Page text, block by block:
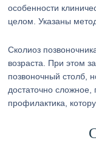
особенности
целом. Указаны
Сколиоз
возраста. При этом
позвоночный столб,
достаточно
профилактика,